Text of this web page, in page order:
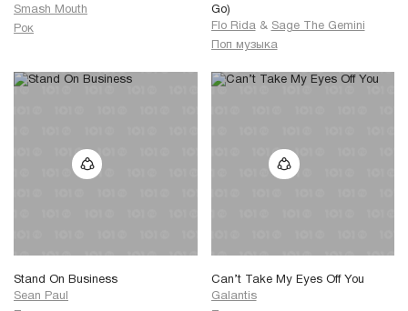
Smash Mouth
Рок
Go)
Flo Rida & Sage The Gemini
Поп музыка
Stand On Business
Sean Paul
Can’t Take My Eyes Off You
Galantis